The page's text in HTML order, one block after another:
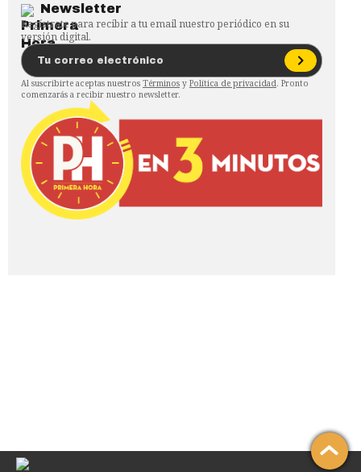
Newsletter
Regístrate para recibir a tu email nuestro periódico en su
versión digital.
Al suscribirte aceptas nuestros Términos y Política de privacidad. Pronto
comenzarás a recibir nuestro newsletter.